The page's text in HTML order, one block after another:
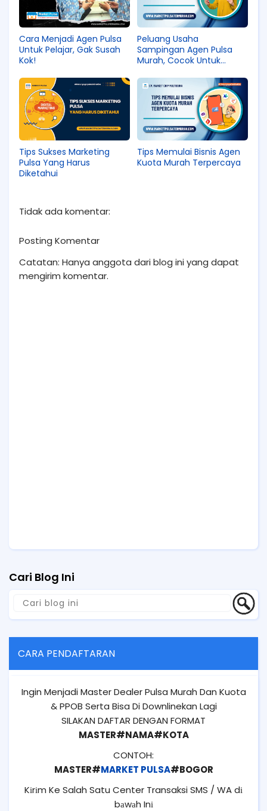
Cara Menjadi Agen Pulsa
Untuk Pelajar, Gak Susah
Kok!
Peluang Usaha
Sampingan Agen Pulsa
Murah, Cocok Untuk
Rumah Tangga
Tips Sukses Marketing
Pulsa Yang Harus
Diketahui
Tips Memulai Bisnis Agen
Kuota Murah Terpercaya
Tidak ada komentar:
Posting Komentar
Catatan: Hanya anggota dari blog ini yang dapat
mengirim komentar.
Cari Blog Ini
CARA PENDAFTARAN
Ingin Menjadi Master Dealer Pulsa Murah Dan Kuota
& PPOB Serta Bisa Di Downlinekan Lagi
SILAKAN DAFTAR DENGAN FORMAT
MASTER#NAMA#KOTA
CONTOH:
MASTER#MARKET PULSA#BOGOR
Kіrіm Ke Salah Satu Center Transaksi SMS / WA dі
bаwаh Inі